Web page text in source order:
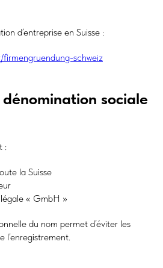
d’entreprise en Suisse :
firmengruendung-schweiz
sociale
:
la Suisse
« GmbH »
du nom permet d’éviter les
l’enregistrement.